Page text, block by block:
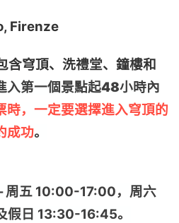
Firenze
含穹頂、洗禮堂、鐘樓和
入第一個景點起48小時內
時，一定要選擇進入穹頂的
成功。
周五 10:00-17:00，周六
日 13:30-16:45。